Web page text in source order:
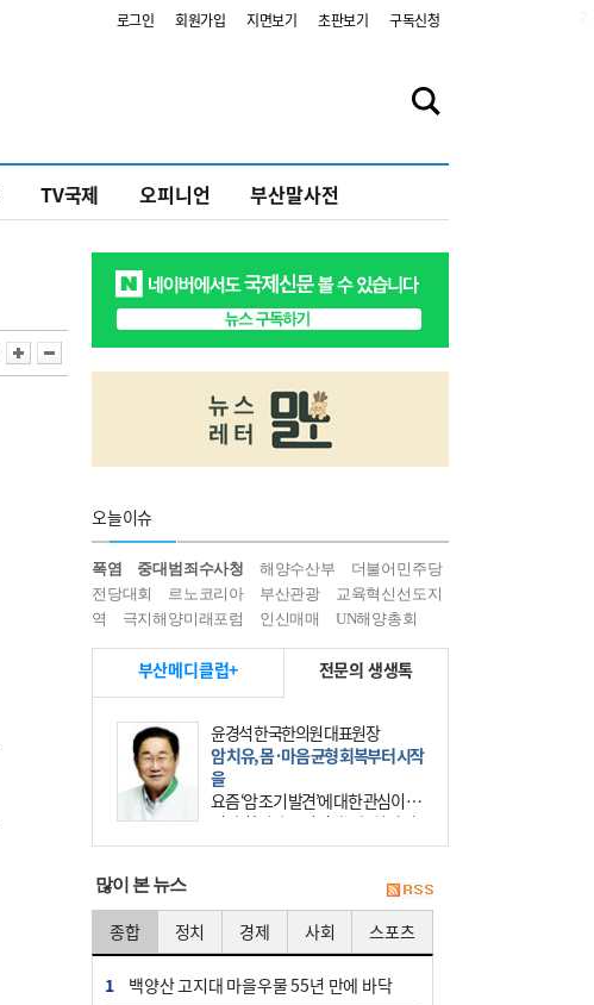
로그인 회원가입 지면보기 초판보기 구독신청
TV국제 오피니언 부산말사전
오늘이슈
폭염 중대범죄수사청 해양수산부
더불어민주당
전당대회
르노코리아 부산관광
교육혁신선도지
역
극지해양미래포럼 인신매매 UN해양총회
부산메디클럽+ 전문의 생생톡
윤경석 한국한의원 대표원장
암 치유, 몸·마음 균형 회복부터 시작
을
요즘 ‘암 조기 발견’에 대한 관심이 커
진다. 하지만 그 이면에는 놓치기 쉬
운 함정이 하나 있다. 바로 성급한 치
많이 본 뉴스
종합 정치 경제 사회 스포츠
1
백양산 고지대 마을우물 55년 만에 바닥